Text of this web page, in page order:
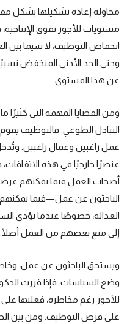
محاولة إعادة تشكيلها بشكل
مستويات للأجور تفوق
انخفاض التوظيف، لا سيما بين
وحتى الحد الأدنى المنخفض
عن هذا المستوى.
ومن القضايا المهمة التي
التبادل الطوعي. فالتوظيف
عمل راغبين وعمال راغبين.
عنصرًا خارجيًا في هذه
أصحاب العمل فيما يمكنهم
الباحثون عن عمل—فيما
العدالة، خصوصًا عندما تؤدي
إلى منع بعضهم من العمل أصلًا.
ويستحق الباحثون عن عمل،
وضع السياسات. فإذا قررت
للأجور رغم مخاطره، فعليها على
على فرص التوظيف. ومن بين